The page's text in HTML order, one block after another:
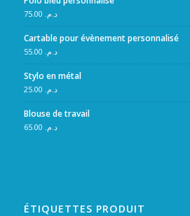
د.م.
Cartable pour évènement personnalisé
د.م.
Stylo en métal
د.م.
Blouse de travail
د.م.
ÉTIQUETTES PRODUIT